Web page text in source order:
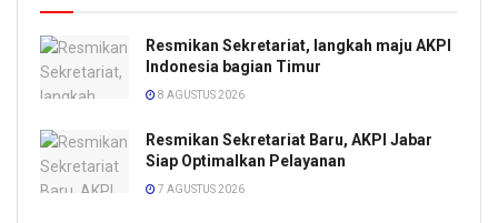
Resmikan Sekretariat, langkah maju AKPI
Indonesia bagian Timur
8 AGUSTUS 2026
Resmikan Sekretariat Baru, AKPI Jabar
Siap Optimalkan Pelayanan
7 AGUSTUS 2026